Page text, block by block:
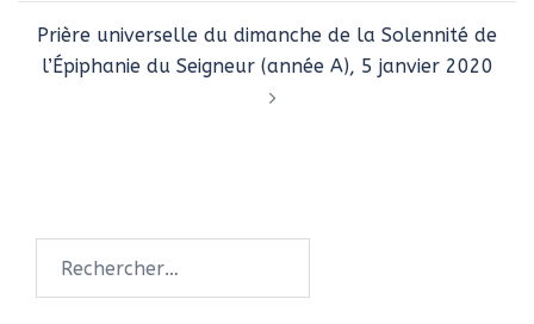
Prière universelle du dimanche de la Solennité de
l’Épiphanie du Seigneur (année A), 5 janvier 2020